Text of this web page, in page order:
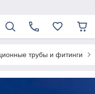
трубы и фитинги